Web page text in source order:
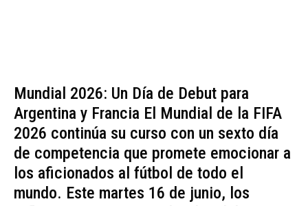
Mundial 2026: Un Día de Debut para
Argentina y Francia El Mundial de la FIFA
2026 continúa su curso con un sexto día
de competencia que promete emocionar a
los aficionados al fútbol de todo el
mundo. Este martes 16 de junio, los